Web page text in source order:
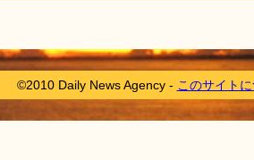
©2010 Daily News Agency - このサイト